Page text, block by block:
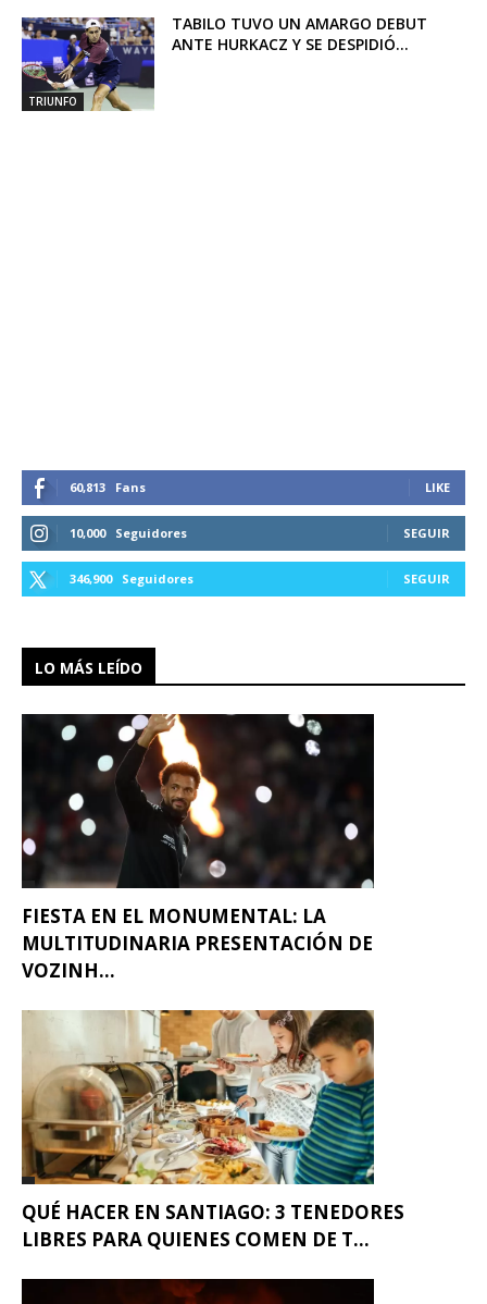
TRIUNFO
TABILO TUVO UN AMARGO DEBUT
ANTE HURKACZ Y SE DESPIDIÓ...
60,813 Fans LIKE
10,000 Seguidores SEGUIR
346,900 Seguidores SEGUIR
LO MÁS LEÍDO
FIESTA EN EL MONUMENTAL: LA
MULTITUDINARIA PRESENTACIÓN DE
VOZINH...
QUÉ HACER EN SANTIAGO: 3 TENEDORES
LIBRES PARA QUIENES COMEN DE T...